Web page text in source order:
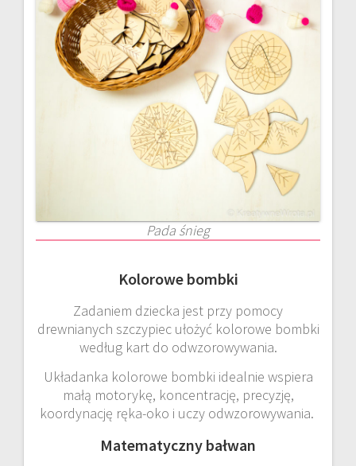
Pada śnieg
Kolorowe bombki
Zadaniem dziecka jest przy pomocy
drewnianych szczypiec ułożyć kolorowe bombki
według kart do odwzorowywania.
Układanka kolorowe bombki idealnie wspiera
małą motorykę, koncentrację, precyzję,
koordynację ręka-oko i uczy odwzorowywania.
Matematyczny bałwan